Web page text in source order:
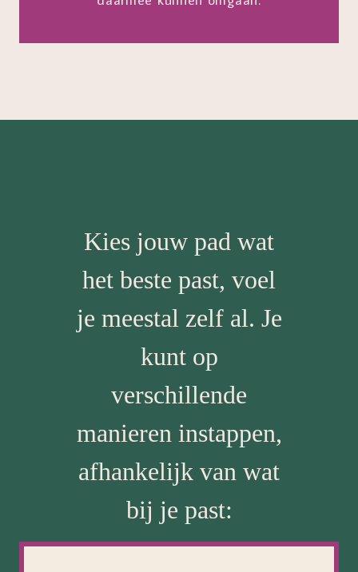
Kies jouw pad wat
het beste past, voel
je meestal zelf al. Je
kunt op
verschillende
manieren instappen,
afhankelijk van wat
bij je past: